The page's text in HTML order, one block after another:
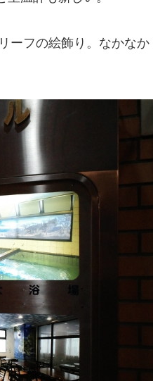
ーフの絵飾り。なかなか